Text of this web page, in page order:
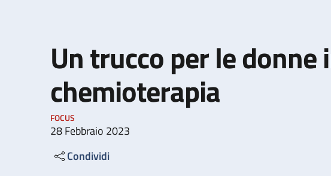
Un trucco per le donne
chemioterapia
FOCUS
28 Febbraio 2023
Condividi